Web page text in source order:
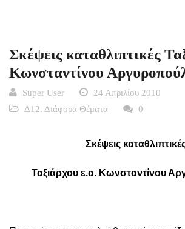
Σκέψεις καταθλιπτικές
Κωνσταντίνου
Super User
24 Απριλίου 2010
Δ12. Διάφορα Θέματα
0
Σκέψεις
Ταξιάρχου ε.α. Κωνσταντίνου